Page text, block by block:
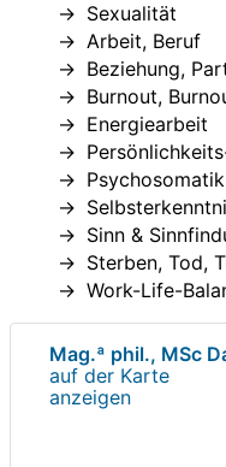
Sexualität
Arbeit, Beruf
Beziehung,
Burnout,
Energiearbeit
Psychosomatik
Sinn &
Sterben, Tod,
Work-Life-
Mag.ª phil., MSc
auf der Karte
anzeigen